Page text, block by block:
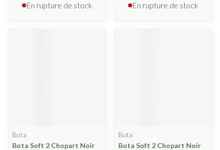
En rupture de stock En rupture de stock
Bota
Bota Soft 2 Chopart Noir
Bota
Bota Soft 2 Chopart Noir